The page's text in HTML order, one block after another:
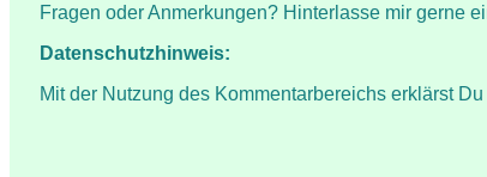
Fragen oder Anmerkungen? Hinterlasse mir gerne
Datenschutzhinweis:
Mit der Nutzung des Kommentarbereichs erklärst